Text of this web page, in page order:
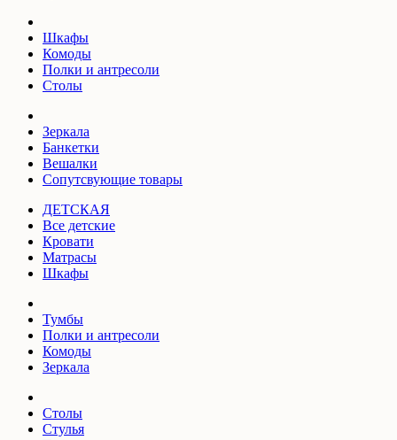
Шкафы
Комоды
Полки и антресоли
Столы
Зеркала
Банкетки
Вешалки
Сопутсвующие товары
ДЕТСКАЯ
Все детские
Кровати
Матрасы
Шкафы
Тумбы
Полки и антресоли
Комоды
Зеркала
Столы
Стулья